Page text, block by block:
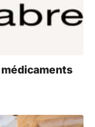
médicaments